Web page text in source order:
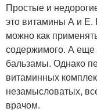
Простые и
это витамины А и Е.
можно как
содержимого. А
бальзамы. Однако
витаминных
незамысловатых,
врачом.